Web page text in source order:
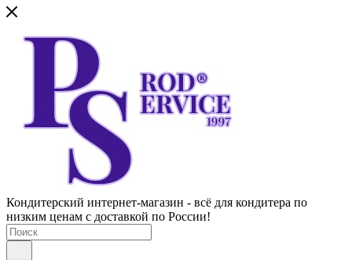
Кондитерский интернет-магазин - всё для кондитера по
низким ценам с доставкой по России!